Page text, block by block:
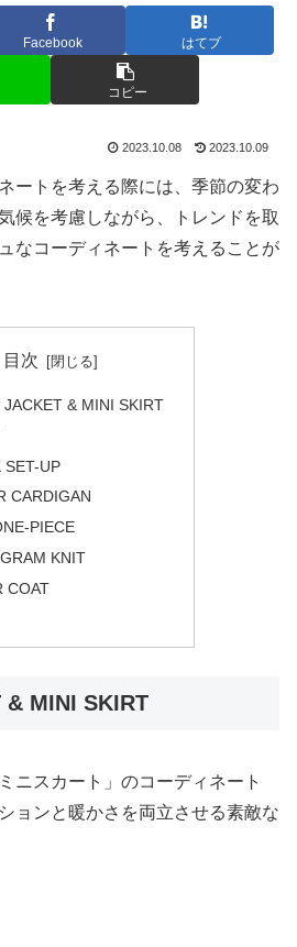
Facebook はてブ
コピー
2023.10.08 2023.10.09
ートを考える際には、季節の変わ
候を考慮しながら、トレンドを取
なコーディネートを考えることが
目次
JACKET & MINI SKIRT
SET-UP
CARDIGAN
PIECE
KNIT
COAT
& MINI SKIRT
ニスカート」のコーディネート
ョンと暖かさを両立させる素敵な